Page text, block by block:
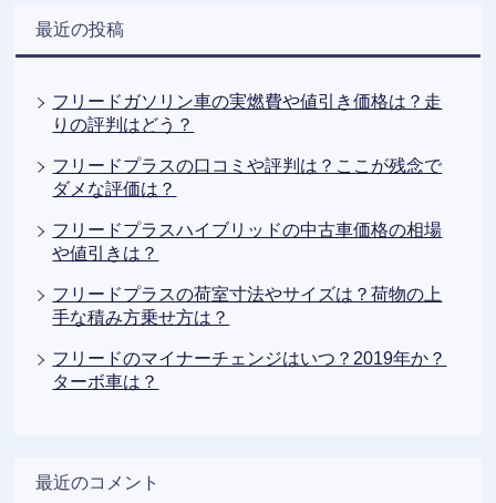
最近の投稿
フリードガソリン車の実燃費や値引き価格は？走
りの評判はどう？
フリードプラスの口コミや評判は？ここが残念で
ダメな評価は？
フリードプラスハイブリッドの中古車価格の相場
や値引きは？
フリードプラスの荷室寸法やサイズは？荷物の上
手な積み方乗せ方は？
フリードのマイナーチェンジはいつ？2019年か？
ターボ車は？
最近のコメント